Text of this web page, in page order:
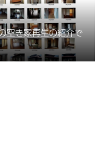
空き家再生の紹介で